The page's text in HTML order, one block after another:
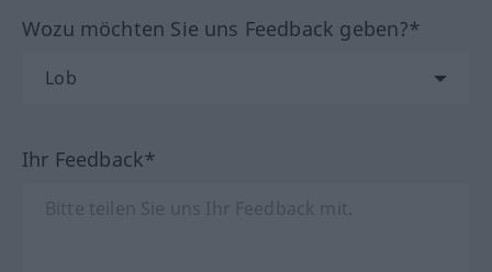
Wozu möchten Sie uns Feedback geben?*
Ihr Feedback*